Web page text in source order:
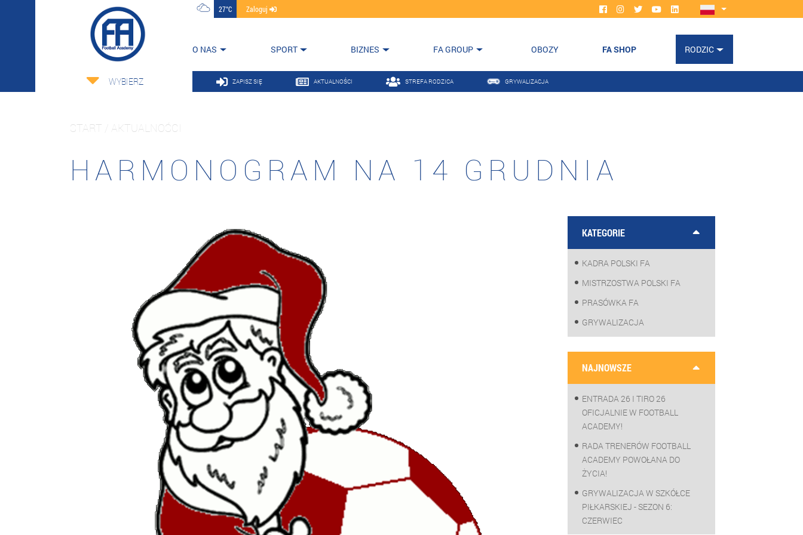
27°C Zaloguj
O NAS SPORT BIZNES FA GROUP OBOZY FA SHOP RODZIC
WYBIERZ ZAPISZ SIĘ AKTUALNOŚCI STREFA RODZICA GRYWALIZACJA
START / AKTUALNOŚCI
HARMONOGRAM NA 14 GRUDNIA
KATEGORIE
KADRA POLSKI FA
MISTRZOSTWA POLSKI FA
PRASÓWKA FA
GRYWALIZACJA
NAJNOWSZE
ENTRADA 26 I TIRO 26
OFICJALNIE W FOOTBALL
ACADEMY!
RADA TRENERÓW FOOTBALL
ACADEMY POWOŁANA DO
ŻYCIA!
GRYWALIZACJA W SZKÓŁCE
PIŁKARSKIEJ - SEZON 6:
CZERWIEC